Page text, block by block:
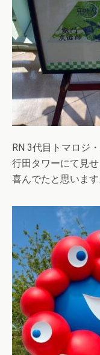
RN 3代目トマロジ
行田タワーにて見
喜んでたと思います